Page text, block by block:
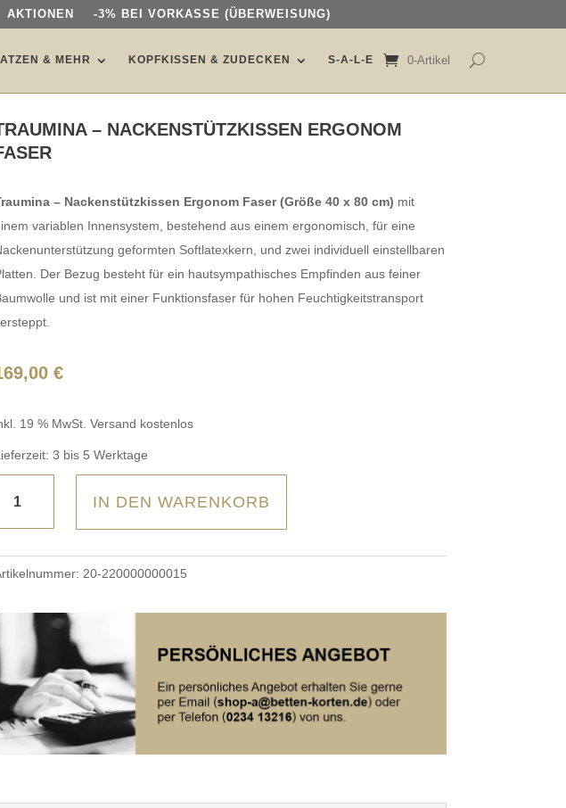
AKTIONEN -3% BEI VORKASSE (ÜBERWEISUNG)
& MEHR KOPFKISSEN & ZUDECKEN S-A-L-E 0-Artikel
AKTIONEN -3% BEI VORKASSE (ÜBERWEISUNG)
& MEHR KOPFKISSEN & ZUDECKEN S-A-L-E 0-Artikel
– NACKENSTÜTZKISSEN ERGONOM
– Nackenstützkissen Ergonom Faser (Größe 40 x 80 cm) mit
variablen Innensystem, bestehend aus einem ergonomisch, für eine
geformten Softlatexkern, und zwei individuell einstellbaren
Der Bezug besteht für ein hautsympathisches Empfinden aus feiner
und ist mit einer Funktionsfaser für hohen Feuchtigkeitstransport
€
19 % MwSt. Versand kostenlos
3 bis 5 Werktage
Nackenstützkissen
IN DEN WARENKORB
20-220000000015